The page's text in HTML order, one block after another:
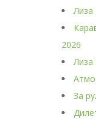
2026
За